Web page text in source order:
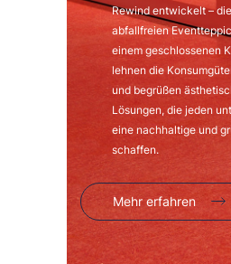
Rewind entwickelt –
abfallfreien
einem geschlossenen
lehnen die
und begrüßen
Lösungen, die jeden
eine nachhaltige und
schaffen.
Mehr erfahren